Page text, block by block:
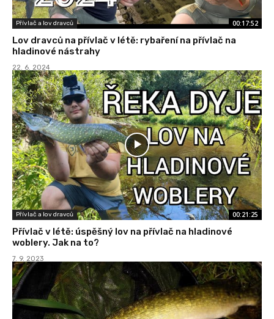
Přívlač a lov dravců 00:17:52
Lov dravců na přívlač v létě: rybaření na přívlač na
hladinové nástrahy
22. 6. 2024
Přívlač a lov dravců 00:21:25
Přívlač v létě: úspěšný lov na přívlač na hladinové
woblery. Jak na to?
7. 9. 2023